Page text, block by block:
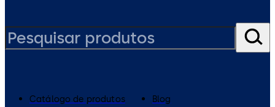
Catálogo de produtos
Blog